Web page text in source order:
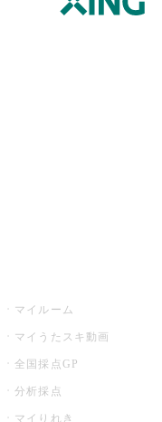
マイルーム
マイうたスキ動画
全国採点GP
分析採点
マイりれき